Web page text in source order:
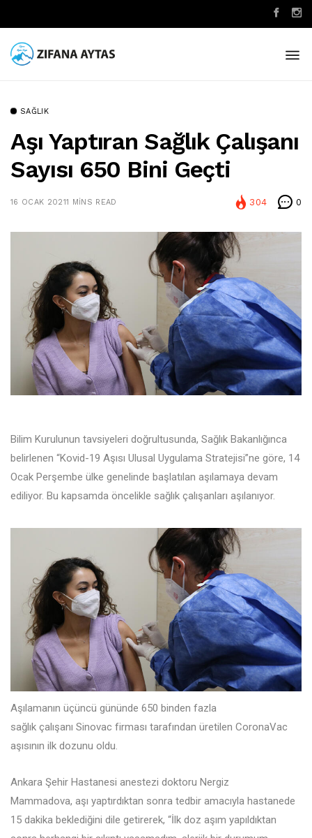
SAĞLIK
Aşı Yaptıran Sağlık Çalışanı
Sayısı 650 Bini Geçti
16 OCAK 20211 MINS READ 304 0
Bilim Kurulunun tavsiyeleri doğrultusunda, Sağlık Bakanlığınca
belirlenen “Kovid-19 Aşısı Ulusal Uygulama Stratejisi”ne göre, 14
Ocak Perşembe ülke genelinde başlatılan aşılamaya devam
ediliyor. Bu kapsamda öncelikle sağlık çalışanları aşılanıyor.
Aşılamanın üçüncü gününde 650 binden fazla
sağlık çalışanı Sinovac firması tarafından üretilen CoronaVac
aşısının ilk dozunu oldu.
Ankara Şehir Hastanesi anestezi doktoru Nergiz
Mammadova, aşı yaptırdıktan sonra tedbir amacıyla hastanede
15 dakika beklediğini dile getirerek, “İlk doz aşım yapıldıktan